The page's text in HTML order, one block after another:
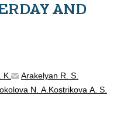
AND
Arakelyan R. S.
N. A. Kostrikova A. S.